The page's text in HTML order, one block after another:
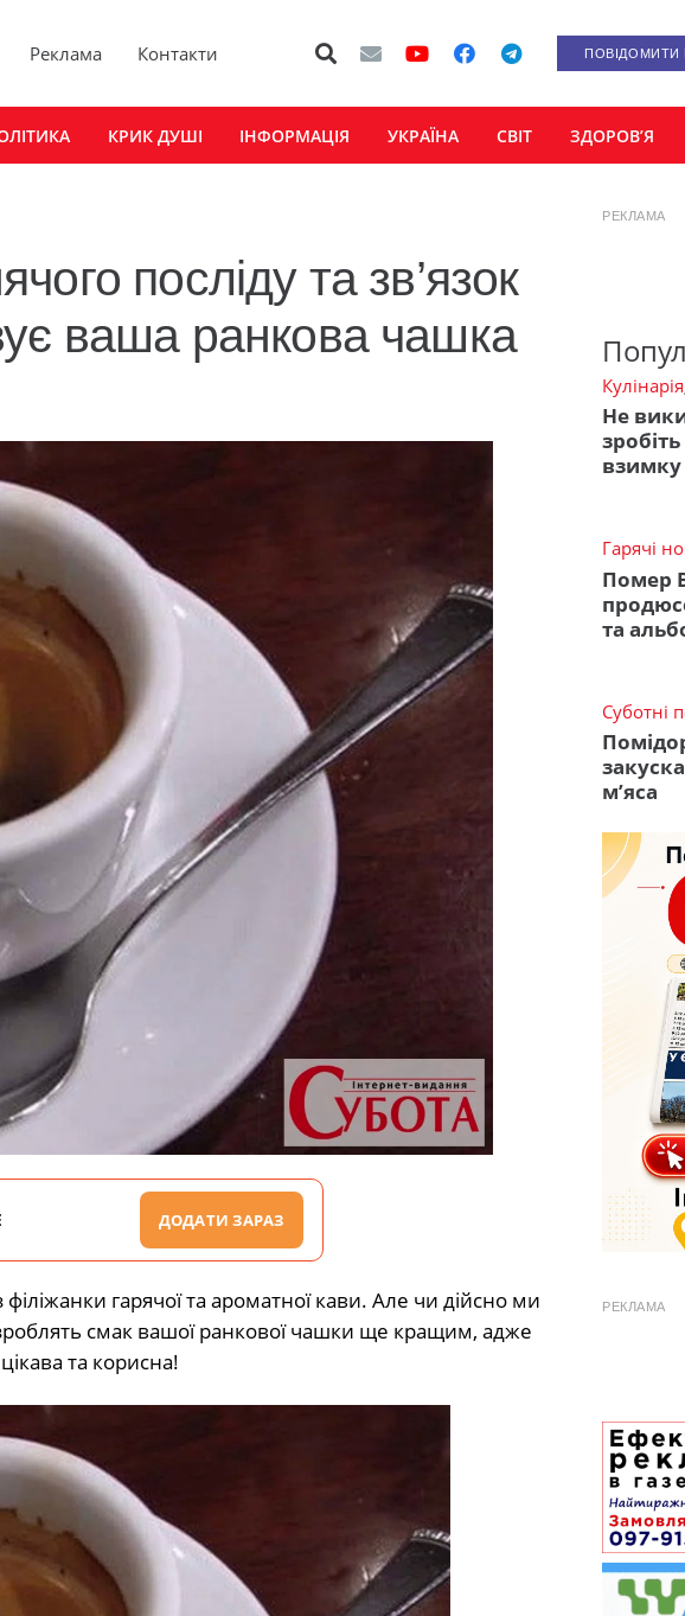
Реклама Контакти ПОВІДОМИТИ
КРИК ДУШІ ІНФОРМАЦІЯ УКРАЇНА СВІТ ЗДОРОВ’Я
посліду та зв’язок
ваша ранкова чашка
ДОДАТИ ЗАРАЗ
гарячої та ароматної кави. Але чи дійсно ми
смак вашої ранкової чашки ще кращим, адже
та корисна!
РЕКЛАМА
Кулінарія
Не
взимку
Гарячі
Помер
та
Суботні
м’яса
РЕКЛАМА